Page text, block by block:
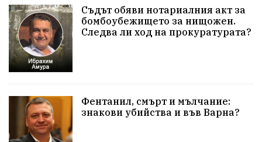
Училища Лична инициатива Величие
Приют за кучета Култура и образование
Музика Камчия
Незаконно строителство
Да защитим кмета на Варна
Съдът обяви нотариалния акт за
бомбоубежището за нищожен.
Следва ли ход на прокуратурата?
Фентанил, смърт и мълчание:
знакови убийства и във Варна?